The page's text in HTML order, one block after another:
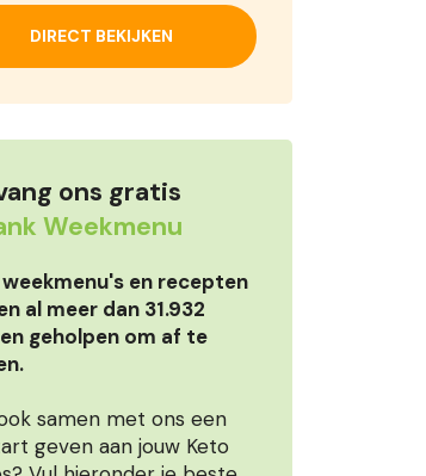
DIRECT BEKIJKEN
ons gratis
Weekmenu
weekmenu's en recepten
al meer dan 31.932
geholpen om af te
samen met ons een
geven aan jouw Keto